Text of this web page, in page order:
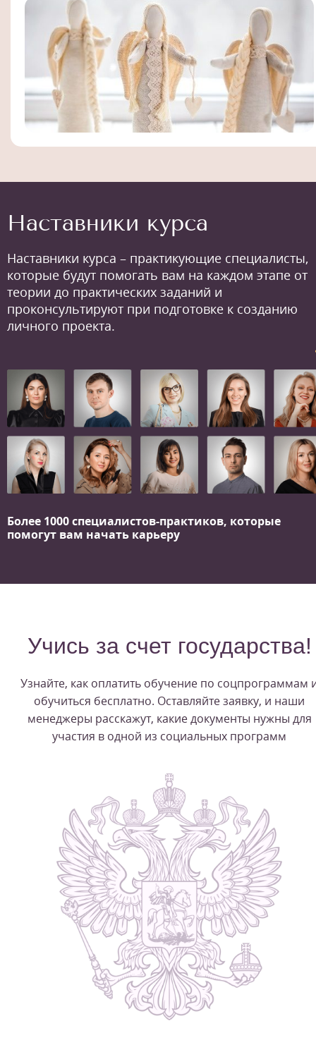
Наставники курса
Наставники курса – практикующие специалисты,
которые будут помогать вам на каждом этапе от
теории до практических заданий и
проконсультируют при подготовке к созданию
личного проекта.
Более 1000 специалистов-практиков, которые
помогут вам начать карьеру
Учись за счет государства!
Узнайте, как оплатить обучение по соцпрограммам
обучиться бесплатно. Оставляйте заявку, и наши
менеджеры расскажут, какие документы нужны для
участия в одной из социальных программ